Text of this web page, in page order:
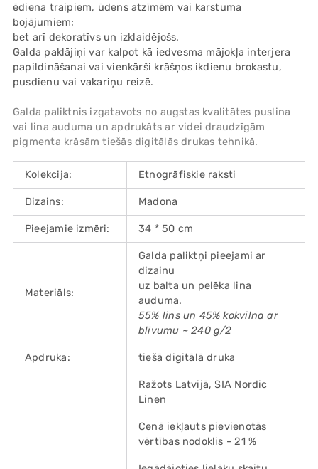
ēdiena traipiem, ūdens atzīmēm vai karstuma
bojājumiem;
bet arī dekoratīvs un izklaidējošs.
Galda paklājiņi var kalpot kā iedvesma mājokļa interjera
papildināšanai vai vienkārši krāšņos ikdienu brokastu,
pusdienu vai vakariņu reizē.
Galda paliktnis izgatavots no augstas kvalitātes puslina
vai lina auduma un apdrukāts ar videi draudzīgām
pigmenta krāsām tiešās digitālās drukas tehnikā.
Kolekcija: Etnogrāfiskie raksti
Dizains: Madona
Pieejamie izmēri: 34 * 50 cm
Materiāls:
Galda paliktņi pieejami ar
dizainu
uz balta un pelēka lina
auduma.
55% lins un 45% kokvilna ar
blīvumu ~ 240 g/2
Apdruka: tiešā digitālā druka
Ražots Latvijā, SIA Nordic
Linen
Cenā iekļauts pievienotās
vērtības nodoklis - 21 %